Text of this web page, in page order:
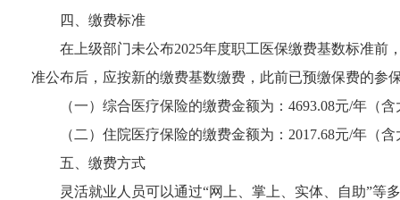
四、缴费标准
在上级部门未公布2025年度职工医保缴费基数标准前
准公布后，应按新的缴费基数缴费，此前已预缴保费的参
（一）综合医疗保险的缴费金额为： 4693.08元/年（含
（二）住院医疗保险的缴费金额为： 2017.68元/年（含
五、缴费方式
灵活就业人员可以通过“网上、掌上、实体、自助”等